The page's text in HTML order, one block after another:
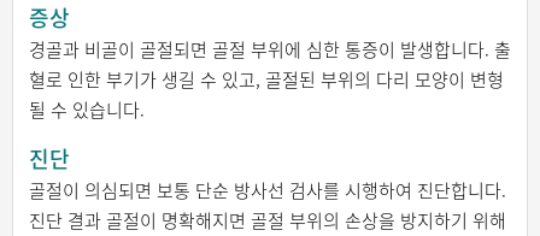
증상
경골과 비골이 골절되면 골절 부위에 심한 통증이 발생합니다. 출
혈로 인한 부기가 생길 수 있고, 골절된 부위의 다리 모양이 변형
될 수 있습니다.
진단
골절이 의심되면 보통 단순 방사선 검사를 시행하여 진단합니다.
진단 결과 골절이 명확해지면 골절 부위의 손상을 방지하기 위해